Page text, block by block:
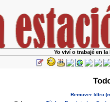
Yo viví o trabajé en
Remover filtro